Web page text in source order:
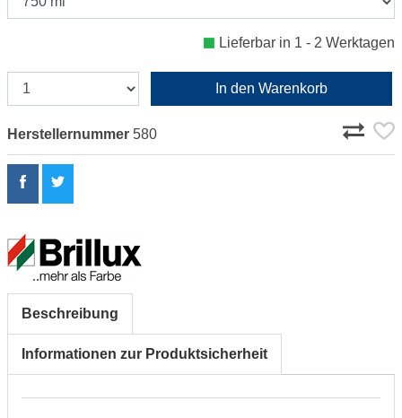
Lieferbar in 1 - 2 Werktagen
In den Warenkorb
Herstellernummer 580
Beschreibung
Informationen zur Produktsicherheit